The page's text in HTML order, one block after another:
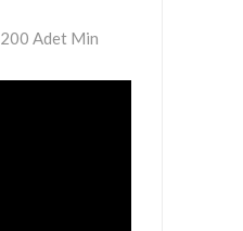
200 Adet Min